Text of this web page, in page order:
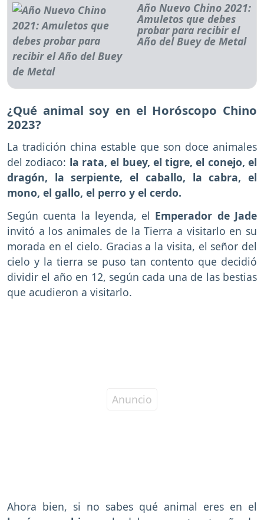
Año Nuevo Chino 2021:
Amuletos que debes
probar para recibir el
Año del Buey de Metal
¿Qué animal soy en el Horóscopo Chino
2023?
La tradición china estable que son doce animales
del zodiaco: la rata, el buey, el tigre, el conejo, el
dragón, la serpiente, el caballo, la cabra, el
mono, el gallo, el perro y el cerdo.
Según cuenta la leyenda, el Emperador de Jade
invitó a los animales de la Tierra a visitarlo en su
morada en el cielo. Gracias a la visita, el señor del
cielo y la tierra se puso tan contento que decidió
dividir el año en 12, según cada una de las bestias
que acudieron a visitarlo.
Ahora bien, si no sabes qué animal eres en el